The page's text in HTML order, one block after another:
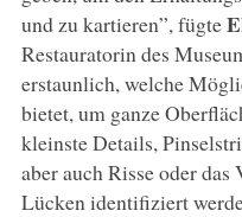
und zu kartieren”, fügte
Restauratorin des
erstaunlich, welche
bietet, um ganze
kleinste Details,
aber auch Risse oder
Lücken identifiziert